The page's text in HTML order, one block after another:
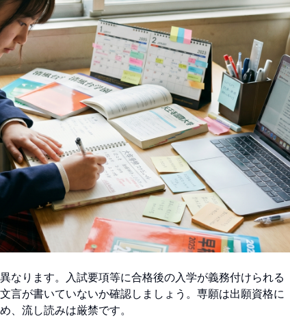
なります。入試要項等に合格後の入学が義務付けられる
言が書いていないか確認しましょう。専願は出願資格に
、流し読みは厳禁です。